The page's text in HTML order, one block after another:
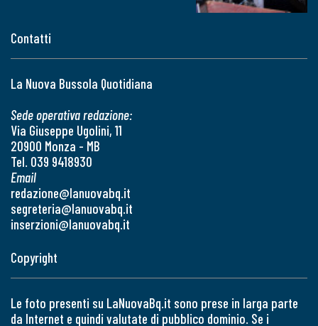
Contatti
La Nuova Bussola Quotidiana
Sede operativa redazione:
Via Giuseppe Ugolini, 11
20900 Monza - MB
Tel. 039 9418930
Email
redazione@lanuovabq.it
segreteria@lanuovabq.it
inserzioni@lanuovabq.it
Copyright
Le foto presenti su LaNuovaBq.it sono prese in larga parte
da Internet e quindi valutate di pubblico dominio. Se i